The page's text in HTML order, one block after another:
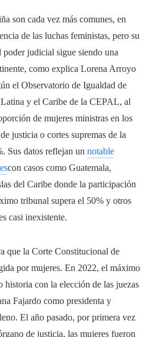
son cada vez más comunes, en
de las luchas feministas, pero su
poder judicial sigue siendo una
como explica Lorena Arroyo
el Observatorio de Igualdad de
y el Caribe de la CEPAL, al
de mujeres ministras en los
justicia o cortes supremas de la
Sus datos reflejan un notable
con casos como Guatemala,
del Caribe donde la participación
tribunal supera el 50% y otros
casi inexistente.
que la Corte Constitucional de
por mujeres. En 2022, el máximo
historia con la elección de las juezas
Fajardo como presidenta y
El año pasado, por primera vez
de justicia, las mujeres fueron